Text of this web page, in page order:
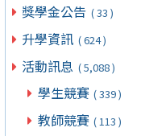
獎學金公告 ( 33 )
升學資訊 ( 624 )
活動訊息 ( 5,088 )
學生競賽 ( 339 )
教師競賽 ( 113 )